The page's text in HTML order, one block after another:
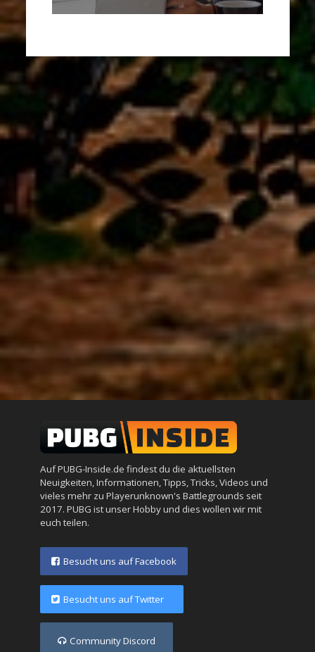
Auf PUBG-Inside.de findest du die aktuellsten
Neuigkeiten, Informationen, Tipps, Tricks, Videos und
vieles mehr zu Playerunknown's Battlegrounds seit
2017. PUBG ist unser Hobby und dies wollen wir mit
euch teilen.
Besucht uns auf Facebook
Besucht uns auf Twitter
Community Discord